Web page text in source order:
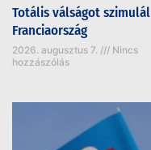
Totális válságot szimulál
Franciaország
2026. augusztus 7.
Nincs
hozzászólás